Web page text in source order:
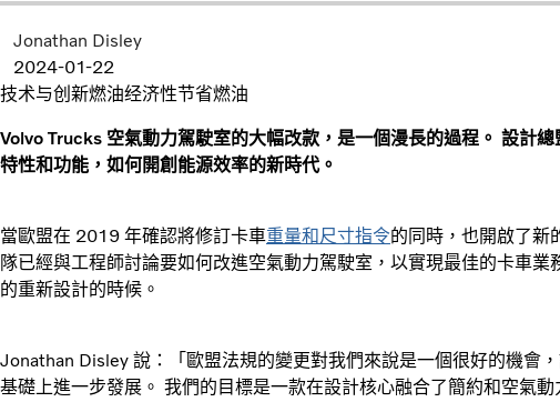
Jonathan Disley
2024-01-22
技术与创新燃油经济性节省燃油
Volvo Trucks 空氣動力駕駛室的大幅改款，是一個漫長的過程。 設計
特性和功能，如何開創能源效率的新時代。
當歐盟在 2019 年確認將修訂卡車重量和尺寸指令的同時，也開啟了新
隊已經與工程師討論要如何改進空氣動力駕駛室，以實現最佳的卡車
的重新設計的時候。
Jonathan Disley 說：「歐盟法規的變更對我們來說是一個很好的機會
基礎上進一步發展。 我們的目標是一款在設計核心融合了簡約和空氣